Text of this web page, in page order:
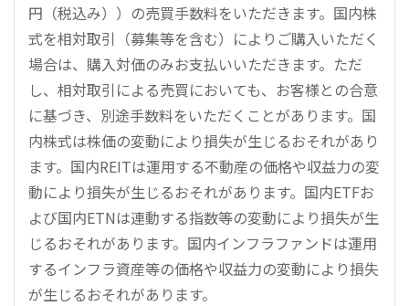
円（税込み））の売買手数料をいただきます。国内株
式を相対取引（募集等を含む）によりご購入いただく
場合は、購入対価のみお支払いいただきます。ただ
し、相対取引による売買においても、お客様との合意
に基づき、別途手数料をいただくことがあります。国
内株式は株価の変動により損失が生じるおそれがあり
ます。国内REITは運用する不動産の価格や収益力の変
動により損失が生じるおそれがあります。国内ETFお
よび国内ETNは連動する指数等の変動により損失が生
じるおそれがあります。国内インフラファンドは運用
するインフラ資産等の価格や収益力の変動により損失
が生じるおそれがあります。